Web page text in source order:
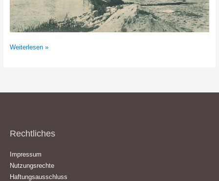
Ahsen-
Weiterlesen »
Rechtliches
Impressum
Nutzungsrechte
Haftungsausschluss